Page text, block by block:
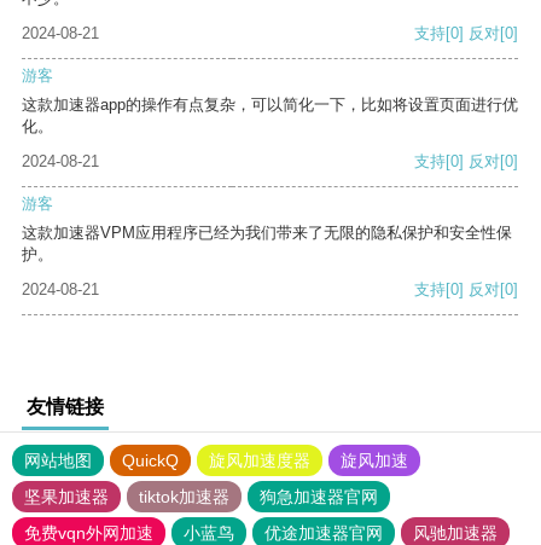
2024-08-21
支持[0] 反对[0]
游客
这款加速器app的操作有点复杂，可以简化一下，比如将设置页面进行优
化。
2024-08-21
支持[0] 反对[0]
游客
这款加速器VPM应用程序已经为我们带来了无限的隐私保护和安全性保
护。
2024-08-21
支持[0] 反对[0]
友情链接
网站地图 QuickQ 旋风加速度器
旋风加速
坚果加速器
tiktok加速器
狗急加速器官网
免费vqn外网加速
小蓝鸟 优途加速器官网
风驰加速器